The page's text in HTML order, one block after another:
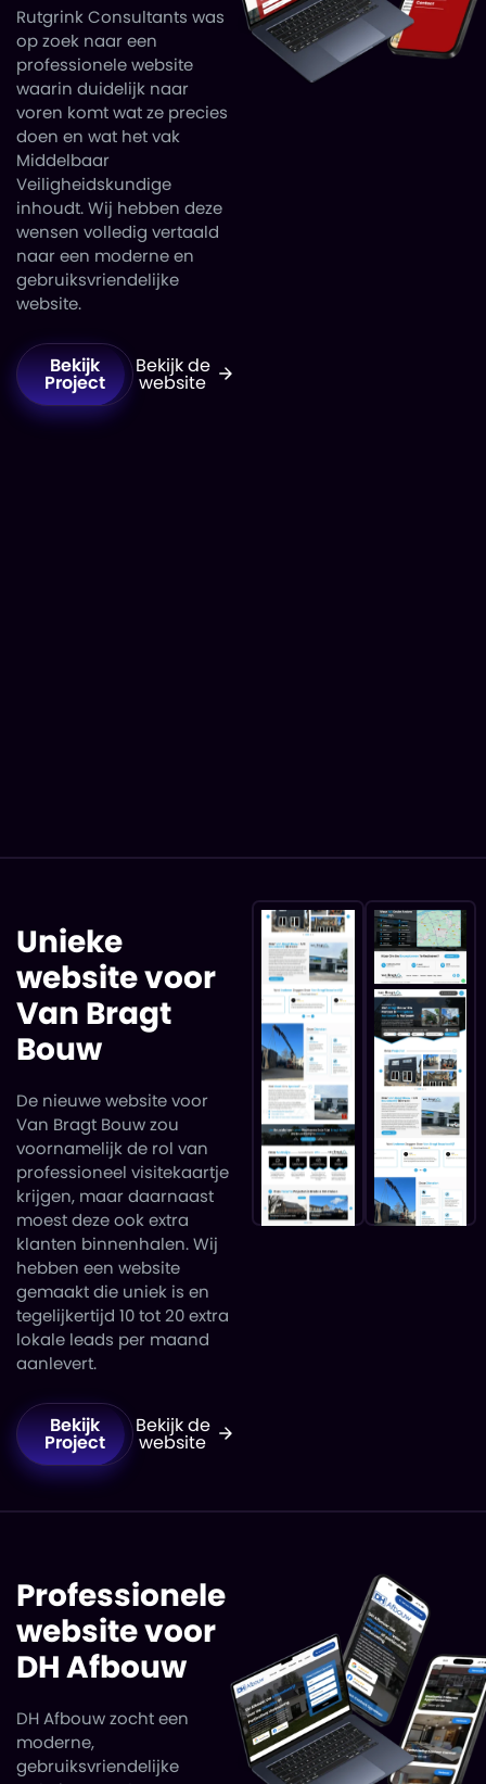
Rutgrink Consultants was
op zoek naar een
professionele website
waarin duidelijk naar
voren komt wat ze precies
doen en wat het vak
Middelbaar
Veiligheidskundige
inhoudt. Wij hebben deze
wensen volledig vertaald
naar een moderne en
gebruiksvriendelijke
website.
Bekijk
Project
Bekijk de
website
Unieke
website voor
Van Bragt
Bouw
De nieuwe website voor
Van Bragt Bouw zou
voornamelijk de rol van
professioneel visitekaartje
krijgen, maar daarnaast
moest deze ook extra
klanten binnenhalen.Wij
hebben een website
gemaakt die uniek is en
tegelijkertijd 10 tot 20 extra
lokale leads per maand
aanlevert.
Bekijk
Project
Bekijk de
website
Professionele
website voor
DH Afbouw
DH Afbouw zocht een
moderne,
gebruiksvriendelijke